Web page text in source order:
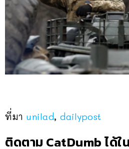
ที่มา unilad, dailypost
ติดตาม CatDumb ได้